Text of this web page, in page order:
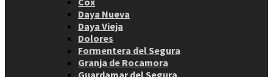
Daya Nueva
Daya Vieja
Dolores
Formentera del Segura
Granja de Rocamora
Guardamar del Segura